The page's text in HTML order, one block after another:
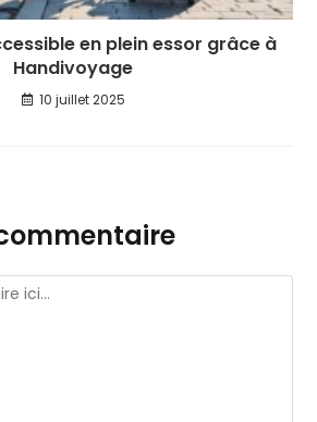
en plein essor grâce à
Handivoyage
10 juillet 2025